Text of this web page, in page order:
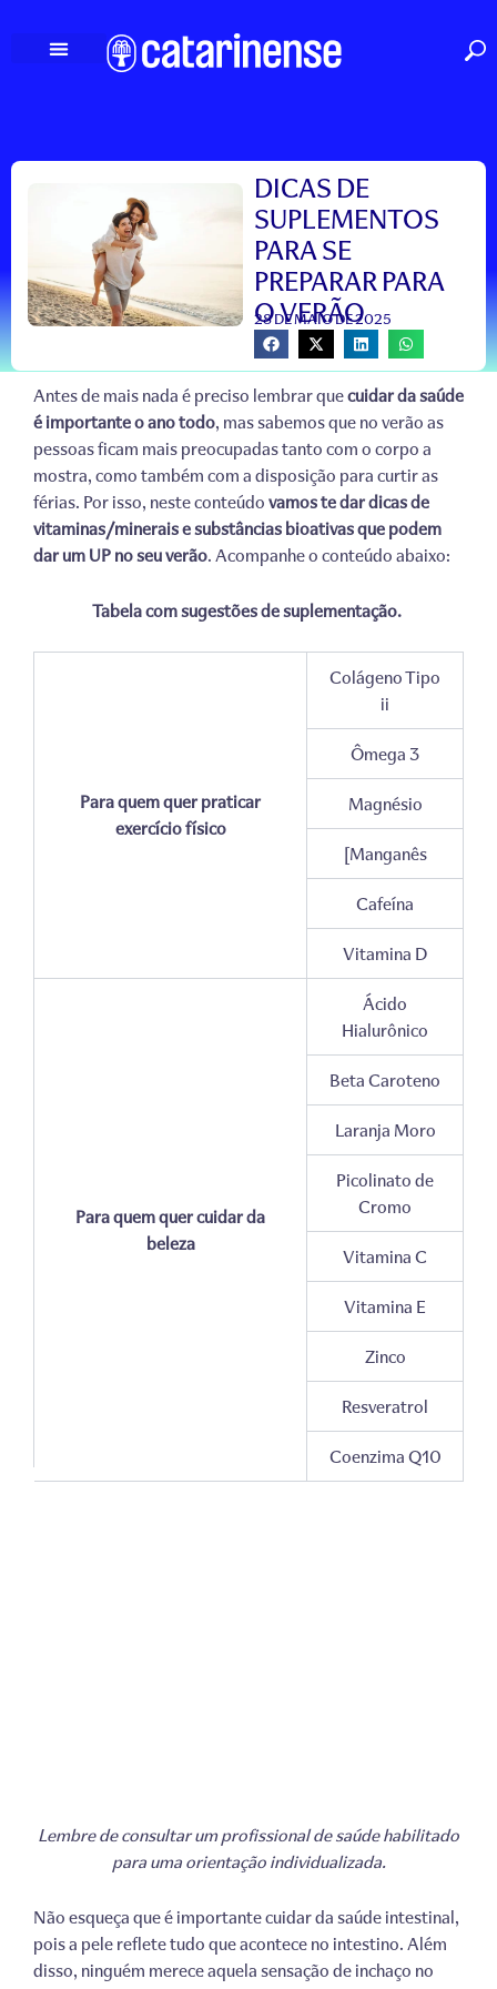
DICAS DE
SUPLEMENTOS
PARA SE
PREPARAR PARA
O VERÃO
28 DE MAIO DE 2025
Antes de mais nada é preciso lembrar quecuidar da saúde
é importante o ano todo, mas sabemos que no verão as
pessoas ficam mais preocupadas tanto com o corpo a
mostra, como também com a disposição para curtir as
férias. Por isso, neste conteúdovamos te dar dicas de
vitaminas/minerais e substâncias bioativas que podem
dar um UP no seu verão. Acompanhe o conteúdo abaixo:
Tabela com sugestões de suplementação.
Para quem quer praticar
exercício físico
Colágeno Tipo
ii
Ômega 3
Magnésio
[Manganês
Cafeína
Vitamina D
Para quem quer cuidar da
beleza
Ácido
Hialurônico
Beta Caroteno
Laranja Moro
Picolinato de
Cromo
Vitamina C
Vitamina E
Zinco
Resveratrol
Coenzima Q10
Lembre de consultar um profissional de saúde habilitado
para uma orientação individualizada.
Não esqueça que é importante cuidar da saúde intestinal,
pois a pele reflete tudo que acontece no intestino. Além
disso, ninguém merece aquela sensação de inchaço no